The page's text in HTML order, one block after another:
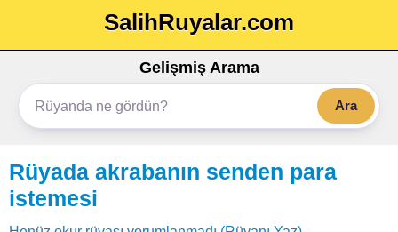
SalihRuyalar.com
Gelişmiş Arama
Ara
Rüyada akrabanın senden para
istemesi